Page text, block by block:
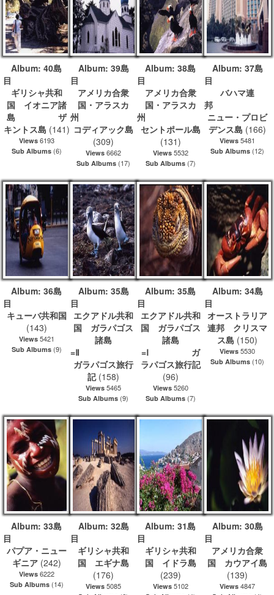
Album: 40島
目
ギリシャ共和
国 イオニア諸
島 ザ
キントス島 (141)
Views6193
Sub Albums(6)
Album: 39島
目
アメリカ合衆
国・アラスカ
州
コディアック島
(309)
Views 6662
Sub Albums (17)
Album: 38島
目
アメリカ合衆
国・アラスカ
州
セントポール島
(131)
Views5532
Sub Albums(7)
Album: 37島
バハマ連
ニュー・プロビ
デンス島 (166)
Views 5481
Sub Albums (12)
Album: 36島
目
キューバ共和国
(143)
Views5421
Sub Albums(9)
Album: 35島
目
エクアドル共和
国 ガラパゴス
諸島
=Ⅱ
ガラパゴス旅行
記(158)
Views 5465
Sub Albums (9)
Album: 35島
エクアドル共和
国 ガラパゴス
諸島
=Ⅰ ガ
ラパゴス旅行記
(96)
Views5260
Sub Albums(7)
Album: 34島
オーストラリア
連邦 クリスマ
ス島 (150)
Views 5530
Sub Albums (10)
Album: 33島
目
パプア・ニュー
ギニア(242)
Views6222
Sub Albums(14)
Album: 32島
目
ギリシャ共和
国 エギナ島
(176)
Views 5085
Album: 31島
目
ギリシャ共和
国 イドラ島
(239)
Views5102
Album: 30島
アメリカ合衆
国 カウアイ島
(139)
Views 4847